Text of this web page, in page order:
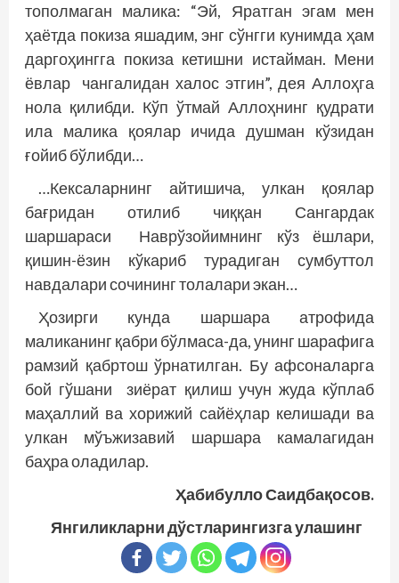
тополмаган малика: “Эй, Яратган эгам мен
ҳаётда покиза яшадим, энг сўнгги кунимда ҳам
даргоҳингга покиза кетишни истайман. Мени
ёвлар чангалидан халос этгин”, дея Аллоҳга
нола қилибди. Кўп ўтмай Аллоҳнинг қудрати
ила малика қоялар ичида душман кўзидан
ғойиб бўлибди…
…Кексаларнинг айтишича, улкан қоялар
бағридан отилиб чиққан Сангардак
шаршараси Нав­рўзойимнинг кўз ёшлари,
қишин-ёзин кўкариб турадиган сумбуттол
навдалари сочининг толалари экан…
Ҳозирги кунда шаршара атрофида
маликанинг қабри бўлмаса-да, унинг шарафига
рамзий қабртош ўрнатилган. Бу афсоналарга
бой гўшани зиёрат қилиш учун жуда кўплаб
маҳаллий ва хорижий сайёҳлар келишади ва
улкан мўъжизавий шаршара камалагидан
баҳра оладилар.
Ҳабибулло Саидбақосов.
Янгиликларни дўстларингизга улашинг